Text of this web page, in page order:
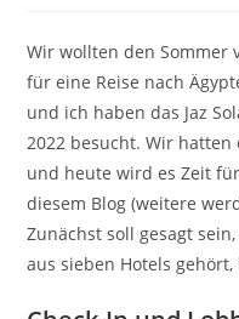
Wir wollten den Sommer
für eine Reise nach
und ich haben das Jaz
2022 besucht. Wir
und heute wird es Zeit
diesem Blog (weitere
Zunächst soll gesagt
aus sieben Hotels